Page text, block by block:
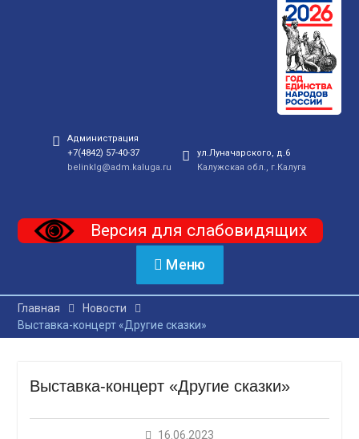
Администрация
+7(4842) 57-40-37
belinklg@adm.kaluga.ru
ул.Луначарского, д.6
Калужская обл., г.Калуга
Версия для слабовидящих
Меню
Главная
Новости
Выставка-концерт «Другие сказки»
Выставка-концерт «Другие сказки»
16.06.2023